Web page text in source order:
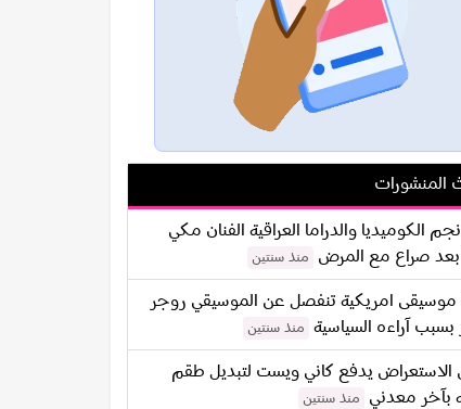
المنشورات
الكوميديا والدراما العراقية الفنان مكي
بعد صراع مع المرض
منذ سنتين
موسيقى امريكية تنفصل عن الموسيقي روجر
بسبب آراءه السياسية
منذ سنتين
يدفع كاني ويست لتبديل طقم
بآخر معدني
منذ سنتين